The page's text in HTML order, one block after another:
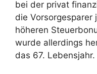
bei der privat
die
höheren
wurde allerdings
das 67. Lebensjahr.